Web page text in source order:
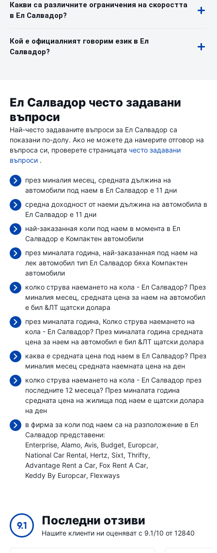
Какви са различните ограничения на скоростта
в Ел Салвадор?
Кой е официалният говорим език в Ел
Салвадор?
Ел Салвадор често задавани
въпроси
Най-често задаваните въпроси за Ел Салвадор са
показани по-долу. Ако не можете да намерите отговор на
въпроса си, проверете страницата често задавани
въпроси .
през миналия месец, средната дължина на
автомобили под наем в Ел Салвадор е 11 дни
средна доходност от наеми дължина на автомобила в
Ел Салвадор е 11 дни
най-заказанная коли под наем в момента в Ел
Салвадор е Компактен автомобили
през миналата година, най-заказанная под наем на
лек автомобил тип Ел Салвадор бяха Компактен
автомобили
колко струва наемането на кола - Ел Салвадор? През
миналия месец, средната цена за наем на автомобил
е бил &ЛТ щатски долара
през миналата година, Колко струва наемането на
кола - Ел Салвадор? През миналата година средната
цена за наем на автомобил е бил &ЛТ щатски долара
каква е средната цена под наем в Ел Салвадор? През
миналия месец средната наемната цена на ден
колко струва наемането на кола - Ел Салвадор през
последните 12 месеца? През миналата година
средната цена на жилища под наем е щатски долара
на ден
в фирма за коли под наем са на разположение в Ел
Салвадор представени:
Enterprise Alamo Avis Budget Europcar
National Car Rental Hertz Sixt Thrifty
Advantage Rent a Car Fox Rent A Car
Keddy By Europcar Flexways
9.1 Последни отзиви
Нашите клиенти ни оценяват с 9.1/10 от 12840